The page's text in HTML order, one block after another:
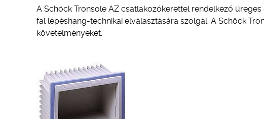
A Schöck Tronsole AZ csatlakozókerettel rendelkező
fal lépéshang-technikai elválasztására szolgál. A Schöck
követelményeket.